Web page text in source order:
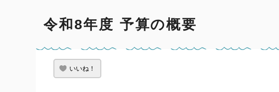
令和8年度 予算の概要
いいね！